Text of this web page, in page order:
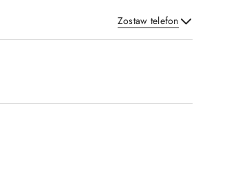
Zostaw telefon
Wyślij